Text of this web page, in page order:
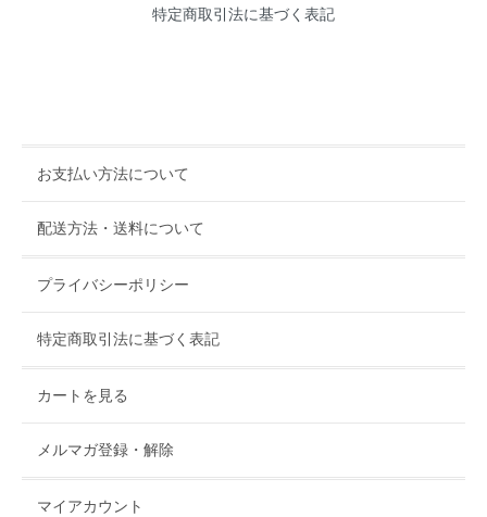
特定商取引法に基づく表記
お支払い方法について
配送方法・送料について
プライバシーポリシー
特定商取引法に基づく表記
カートを見る
メルマガ登録・解除
マイアカウント